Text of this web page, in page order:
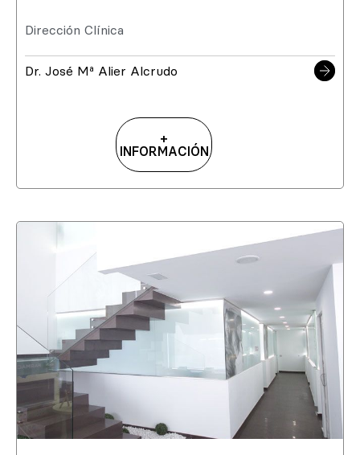
Dirección Clínica
Dr. José Mª Alier Alcrudo
+
INFORMACIÓN